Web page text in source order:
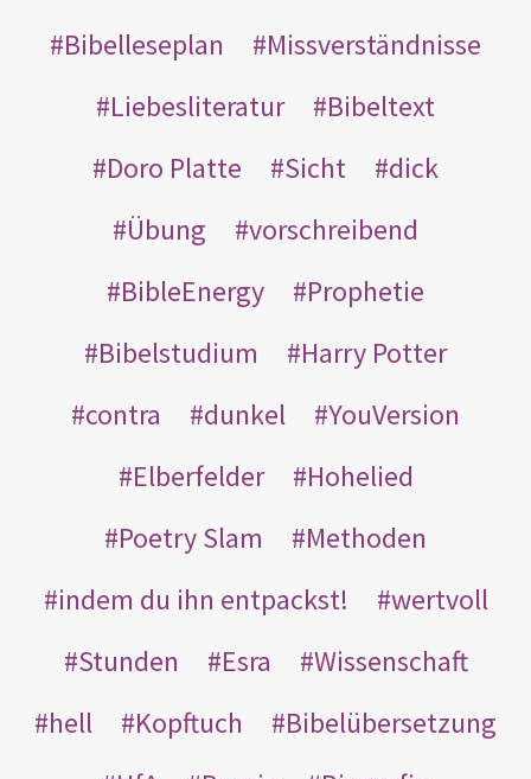
Bibelleseplan
Missverständnisse
Liebesliteratur
Bibeltext
Doro Platte
Sicht
dick
Übung
vorschreibend
BibleEnergy
Prophetie
Bibelstudium
Harry Potter
contra
dunkel
YouVersion
Elberfelder
Hohelied
Poetry Slam
Methoden
indem du ihn entpackst!
wertvoll
Stunden
Esra
Wissenschaft
hell
Kopftuch
Bibelübersetzung